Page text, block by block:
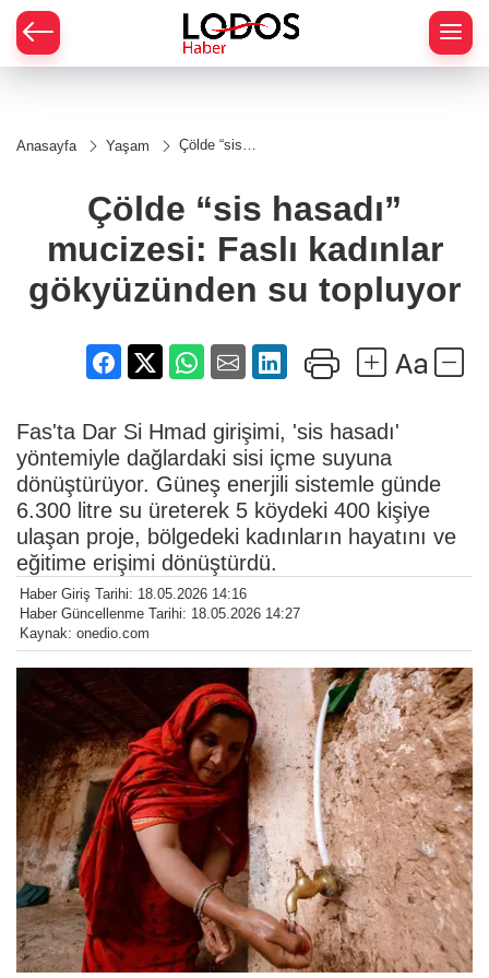
Anasayfa Yaşam
Çölde “sis
Faslı
kadınlar
su topluyor
Çölde “sis hasadı”
mucizesi: Faslı kadınlar
gökyüzünden su topluyor
Fas'ta Dar Si Hmad girişimi, 'sis hasadı'
yöntemiyle dağlardaki sisi içme suyuna
dönüştürüyor. Güneş enerjili sistemle günde
6.300 litre su üreterek 5 köydeki 400 kişiye
ulaşan proje, bölgedeki kadınların hayatını ve
eğitime erişimi dönüştürdü.
Haber Giriş Tarihi: 18.05.2026 14:16
Haber Güncellenme Tarihi: 18.05.2026 14:27
Kaynak: onedio.com